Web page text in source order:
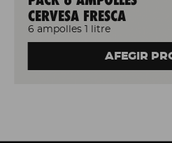
CERVESA FRESCA
6 ampolles 1 litre
AFEGIR